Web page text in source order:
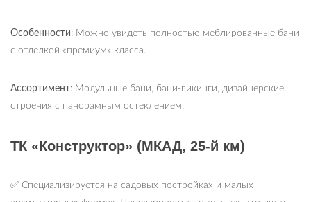
Особенности: Можно увидеть полностью меблированные бани
с отделкой «премиум» класса.
Ассортимент: Модульные бани, бани-викинги, дизайнерские
строения с панорамным остеклением.
ТК «Конструктор» (МКАД, 25-й км)
✅ Специализируется на садовых постройках и малых